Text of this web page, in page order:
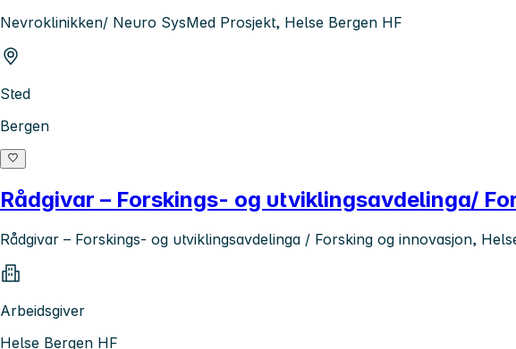
Nevroklinikken/ Neuro SysMed Prosjekt, Helse Bergen HF
Sted
Bergen
Rådgivar – Forskings- og utviklingsavdelinga/
Rådgivar – Forskings- og utviklingsavdelinga / Forsking og innovasjon,
Arbeidsgiver
Helse Bergen HF